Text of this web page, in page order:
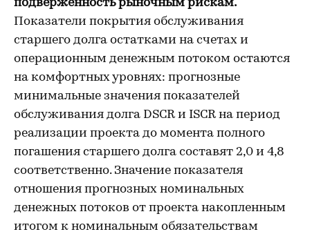
подверженность рыночным рискам.
Показатели покрытия обслуживания
старшего долга остатками на счетах и
операционным денежным потоком остаются
на комфортных уровнях: прогнозные
минимальные значения показателей
обслуживания долга DSCR и ISCR на период
реализации проекта до момента полного
погашения старшего долга составят 2,0 и 4,8
соответственно. Значение показателя
отношения прогнозных номинальных
денежных потоков от проекта накопленным
итогом к номинальным обязательствам